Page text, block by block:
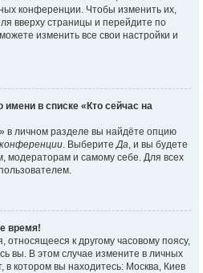
конференции. Чтобы изменить их,
вверху страницы и перейдите по
изменить все свои настройки и
имени в списке «Кто сейчас на
в личном разделе вы найдёте опцию
. ВыберитеДа, и вы будете
модераторам и самому себе. Для всех
время!
к другому часовому поясу,
вы. В этом случае измените в личных
в котором вы находитесь: Москва, Киев